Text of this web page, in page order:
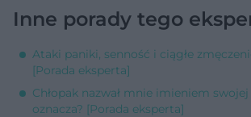
Inne porady tego
Ataki paniki, senność i ciągłe
[Porada eksperta]
Chłopak nazwał mnie imieniem swojej
oznacza? [Porada eksperta]